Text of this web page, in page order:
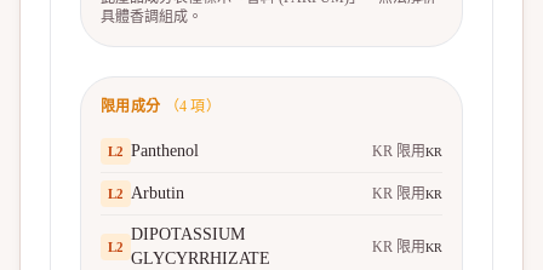
具體香調組成。
限用成分 （4 項）
L2 Panthenol KR 限用KR
L2 Arbutin KR 限用KR
L2
DIPOTASSIUM
GLYCYRRHIZATE
KR 限用KR